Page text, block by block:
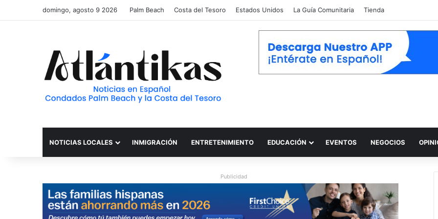
domingo, agosto 9 2026 Palm Beach Costa del Tesoro Estados Unidos La Guía Comunitaria Tienda
NOTICIAS LOCALES INMIGRACIÓN ENTRETENIMIENTO EDUCACIÓN EVENTOS NEGOCIOS
Publicidad